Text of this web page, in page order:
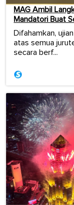
MAG Ambil
Mandatori Buat
Difahamkan,
atas semua
secara berf...